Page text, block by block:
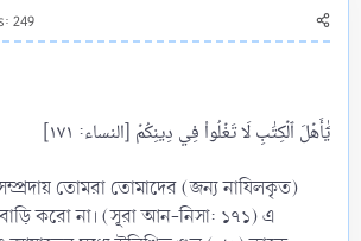
249
তোমরা তোমাদের (জন্য নাযিলকৃত)
করো না। (সূরা আন-নিসা: ১৭১) এ